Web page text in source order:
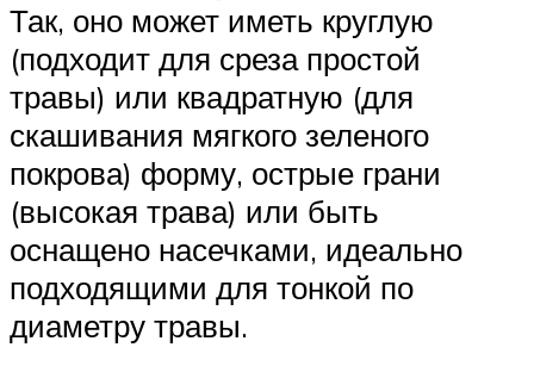
Так, оно может иметь круглую
(подходит для среза простой
травы) или квадратную (для
скашивания мягкого зеленого
покрова) форму, острые грани
(высокая трава) или быть
оснащено насечками, идеально
подходящими для тонкой по
диаметру травы.